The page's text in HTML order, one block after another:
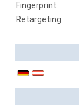
Fingerprint
Retargeting